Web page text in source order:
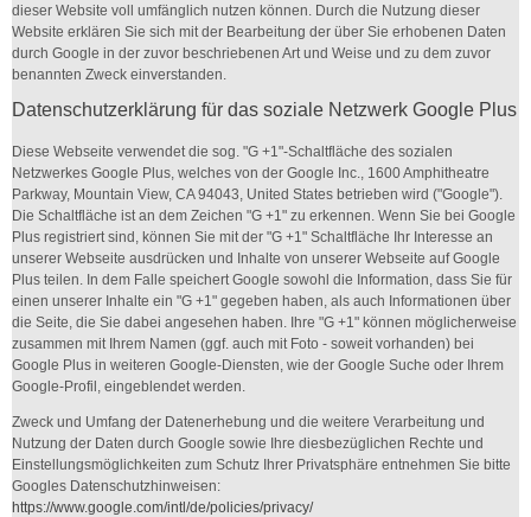
dieser Website voll umfänglich nutzen können. Durch die Nutzung dieser
Website erklären Sie sich mit der Bearbeitung der über Sie erhobenen Daten
durch Google in der zuvor beschriebenen Art und Weise und zu dem zuvor
benannten Zweck einverstanden.
Datenschutzerklärung für das soziale Netzwerk Google Plus
Diese Webseite verwendet die sog. "G +1"-Schaltfläche des sozialen
Netzwerkes Google Plus, welches von der Google Inc., 1600 Amphitheatre
Parkway, Mountain View, CA 94043, United States betrieben wird ("Google").
Die Schaltfläche ist an dem Zeichen "G +1" zu erkennen. Wenn Sie bei Google
Plus registriert sind, können Sie mit der "G +1" Schaltfläche Ihr Interesse an
unserer Webseite ausdrücken und Inhalte von unserer Webseite auf Google
Plus teilen. In dem Falle speichert Google sowohl die Information, dass Sie für
einen unserer Inhalte ein "G +1" gegeben haben, als auch Informationen über
die Seite, die Sie dabei angesehen haben. Ihre "G +1" können möglicherweise
zusammen mit Ihrem Namen (ggf. auch mit Foto - soweit vorhanden) bei
Google Plus in weiteren Google-Diensten, wie der Google Suche oder Ihrem
Google-Profil, eingeblendet werden.
Zweck und Umfang der Datenerhebung und die weitere Verarbeitung und
Nutzung der Daten durch Google sowie Ihre diesbezüglichen Rechte und
Einstellungsmöglichkeiten zum Schutz Ihrer Privatsphäre entnehmen Sie bitte
Googles Datenschutzhinweisen:
https://www.google.com/intl/de/policies/privacy/